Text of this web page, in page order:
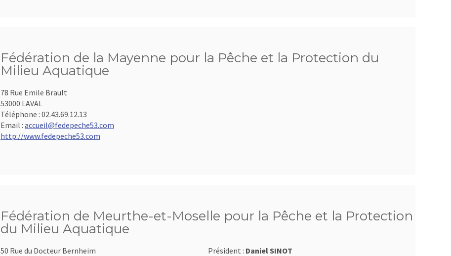
Fédération de la Mayenne pour la Pêche et la Protection du
Milieu Aquatique
78 Rue Emile Brault
53000 LAVAL
Téléphone : 02.43.69.12.13
Email : accueil@fedepeche53.com
http://www.fedepeche53.com
Fédération de Meurthe-et-Moselle pour la Pêche et la Protection
du Milieu Aquatique
50 Rue du Docteur Bernheim
Président : Daniel SINOT